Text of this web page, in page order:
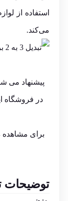
استفاده از
می‌کند.
پیشنهاد می
در فروشگاه
برای مشاهده
توضیحات